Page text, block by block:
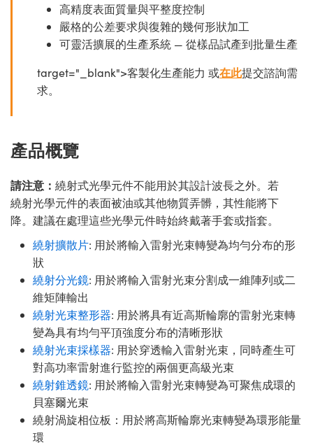
高精度表面質量與平整度控制
嚴格的公差要求與復雜的幾何形狀加工
可靈活擴展的生產系統 — 從樣品試產到批量生產
target="_blank">客製化生產能力 或在此提交諮詢需
求。
產品概覽
請注意： 繞射式光學元件不能用於其設計波長之外。若
繞射光學元件的表面被油或其他物質弄髒，其性能將下
降。建議在處理這些光學元件時始終戴著手套或指套。
繞射擴散片: 用於將輸入雷射光束轉變為均勻分布的形
狀
繞射分光鏡: 用於將輸入雷射光束分割成一維陣列或二
維矩陣輸出
繞射光束整形器: 用於將具有近高斯輪廓的雷射光束轉
變為具有均勻平頂強度分布的清晰形狀
繞射光束採樣器: 用於穿透輸入雷射光束，同時產生可
對高功率雷射進行監控的兩個更高級光束
繞射錐透鏡: 用於將輸入雷射光束轉變為可聚焦成環的
貝塞爾光束
繞射渦旋相位板：用於將高斯輪廓光束轉變為環形能量
環